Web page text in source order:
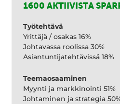
1600 AKTIIVISTA
Työtehtävä
Yrittäjä / osakas 16%
Johtavassa roolissa 30%
Asiantuntijatehtävissä 18%
Teemaosaaminen
Myynti ja markkinointi 51%
Johtaminen ja strategia